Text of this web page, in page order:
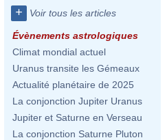
+ Voir tous les articles
Évènements astrologiques
Climat mondial actuel
Uranus transite les Gémeaux
Actualité planétaire de 2025
La conjonction Jupiter Uranus
Jupiter et Saturne en Verseau
La conjonction Saturne Pluton